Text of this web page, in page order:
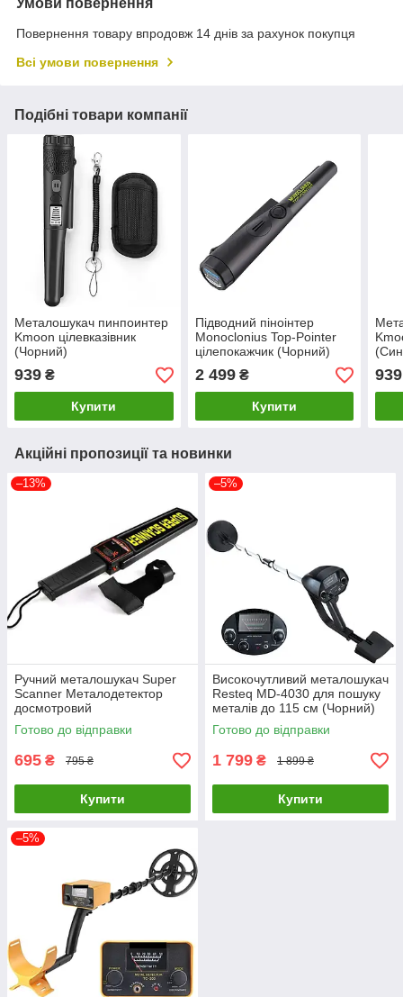
Повернення товару впродовж 14 днів за рахунок покупця
Всі умови повернення
Подібні товари компанії
Металошукач пинпоинтер
Kmoon цілевказівник
(Чорний)
939 ₴
Купити
Підводний піноінтер
Monoclonius Top-Pointer
цілепокажчик (Чорний)
2 499₴
Купити
939
Акційні пропозиції та новинки
–13%
Ручний металошукач Super
Scanner Металодетектор
досмотровий
Готово до відправки
695 ₴ 795 ₴
Купити
–5%
Високочутливий металошукач
Resteq MD-4030 для пошуку
металів до 115 см (Чорний)
Готово до відправки
1 799 ₴ 1 899 ₴
Купити
–5%